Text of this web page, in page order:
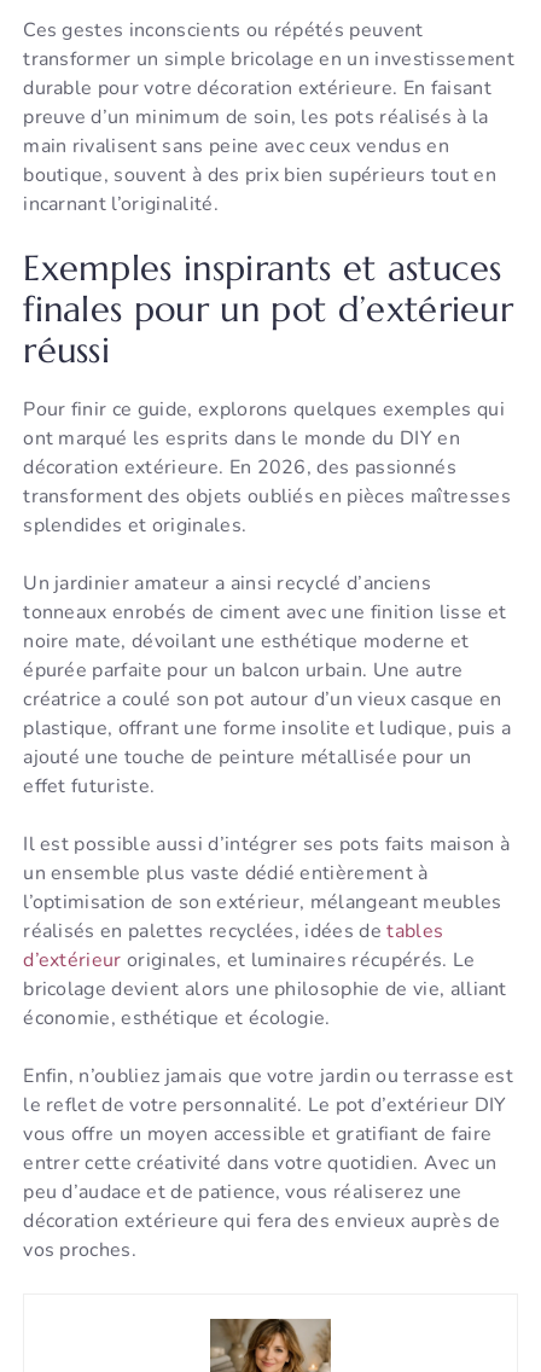
Ces gestes inconscients ou répétés peuvent
transformer un simple bricolage en un investissement
durable pour votre décoration extérieure. En faisant
preuve d’un minimum de soin, les pots réalisés à la
main rivalisent sans peine avec ceux vendus en
boutique, souvent à des prix bien supérieurs tout en
incarnant l’originalité.
Exemples inspirants et astuces
finales pour un pot d’extérieur
réussi
Pour finir ce guide, explorons quelques exemples qui
ont marqué les esprits dans le monde du DIY en
décoration extérieure. En 2026, des passionnés
transforment des objets oubliés en pièces maîtresses
splendides et originales.
Un jardinier amateur a ainsi recyclé d’anciens
tonneaux enrobés de ciment avec une finition lisse et
noire mate, dévoilant une esthétique moderne et
épurée parfaite pour un balcon urbain. Une autre
créatrice a coulé son pot autour d’un vieux casque en
plastique, offrant une forme insolite et ludique, puis a
ajouté une touche de peinture métallisée pour un
effet futuriste.
Il est possible aussi d’intégrer ses pots faits maison à
un ensemble plus vaste dédié entièrement à
l’optimisation de son extérieur, mélangeant meubles
réalisés en palettes recyclées, idées detables
d’extérieur originales, et luminaires récupérés. Le
bricolage devient alors une philosophie de vie, alliant
économie, esthétique et écologie.
Enfin, n’oubliez jamais que votre jardin ou terrasse est
le reflet de votre personnalité. Le pot d’extérieur DIY
vous offre un moyen accessible et gratifiant de faire
entrer cette créativité dans votre quotidien. Avec un
peu d’audace et de patience, vous réaliserez une
décoration extérieure qui fera des envieux auprès de
vos proches.